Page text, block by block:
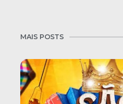
MAIS POSTS